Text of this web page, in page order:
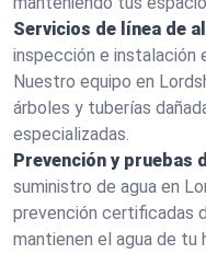
Servicios de línea de
inspección e instalación
Nuestro equipo en
árboles y tuberías
especializadas.
Prevención y pruebas
suministro de agua en
prevención certificadas
mantienen el agua de tu